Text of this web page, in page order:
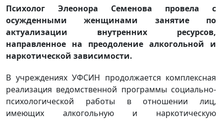
Психолог Элеонора Семенова провела с
осужденными женщинами занятие по
актуализации внутренних ресурсов,
направленное на преодоление алкогольной и
наркотической зависимости.
В учреждениях УФСИН продолжается комплексная
реализация ведомственной программы социально-
психологической работы в отношении лиц,
имеющих алкогольную и наркотическую